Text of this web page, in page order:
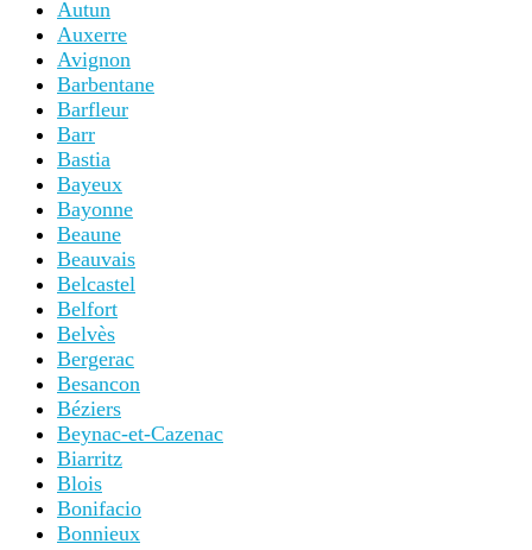
Autun
Auxerre
Avignon
Barbentane
Barfleur
Barr
Bastia
Bayeux
Bayonne
Beaune
Beauvais
Belcastel
Belfort
Belvès
Bergerac
Besancon
Béziers
Beynac-et-Cazenac
Biarritz
Blois
Bonifacio
Bonnieux